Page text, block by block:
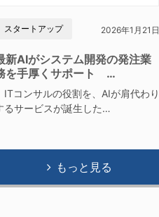
スタートアップ 2026年1月21日
新AIがシステム開発の発注業
を手厚くサポート …
ITコンサルの役割を、AIが肩代わり
るサービスが誕生した…
もっと見る